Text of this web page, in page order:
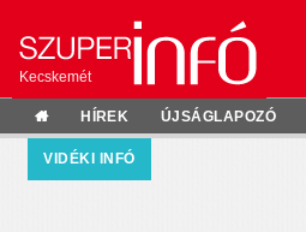
Kecskemét
HÍREK ÚJSÁGLAPOZÓ
VIDÉKI INFÓ